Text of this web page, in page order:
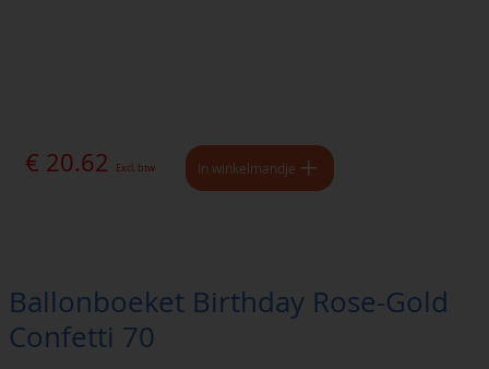
€ 20.62 Excl. btw In winkelmandje
Ballonboeket Birthday Rose-Gold
Confetti 70